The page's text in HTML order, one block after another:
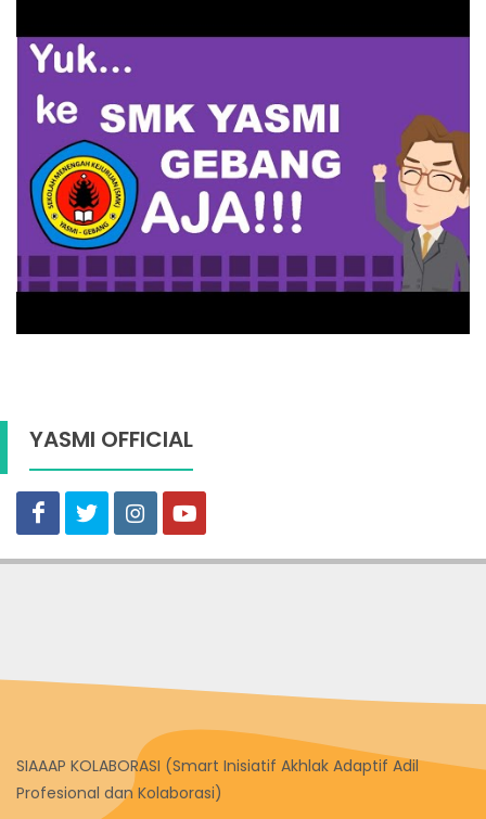
YASMI OFFICIAL
SIAAAP KOLABORASI (Smart Inisiatif Akhlak Adaptif Adil
Profesional dan Kolaborasi)